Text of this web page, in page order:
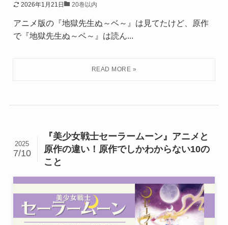
2026年1月21日 20巻以内
アニメ版の『地獄先生ぬ～ベ～』は見てたけど、原作
で『地獄先生ぬ～ベ～』は読ん...
『美少女戦士セーラームーン』アニメと
原作の違い！原作でしかわからない10の
こと
2025
7/10